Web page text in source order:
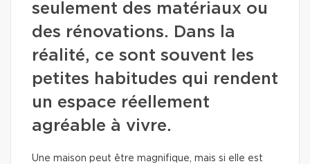
seulement des matériaux ou
des rénovations. Dans la
réalité, ce sont souvent les
petites habitudes qui rendent
un espace réellement
agréable à vivre.
Une maison peut être magnifique, mais si elle est